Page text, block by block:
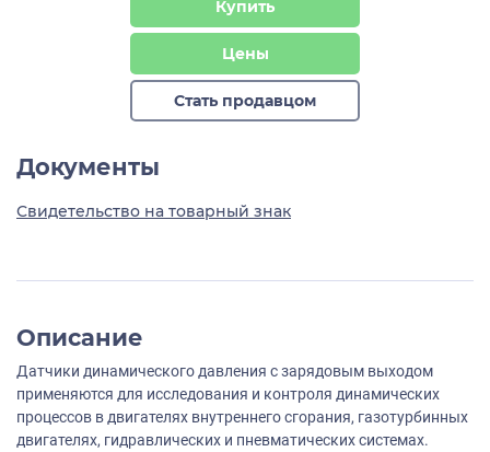
Купить
Цены
Стать продавцом
Документы
Свидетельство на товарный знак
Описание
Датчики динамического давления с зарядовым выходом
применяются для исследования и контроля динамических
процессов в двигателях внутреннего сгорания, газотурбинных
двигателях, гидравлических и пневматических системах.